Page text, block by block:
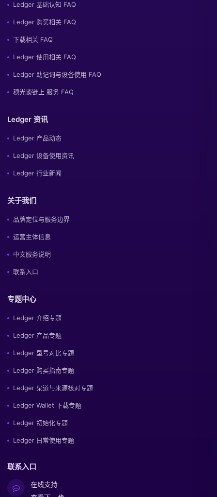
Ledger 基础认知 FAQ
Ledger 购买相关 FAQ
下载相关 FAQ
Ledger 使用相关 FAQ
Ledger 助记词与设备使用 FAQ
穗光谈链上 服务 FAQ
Ledger 资讯
Ledger 产品动态
Ledger 设备使用资讯
Ledger 行业新闻
关于我们
品牌定位与服务边界
运营主体信息
中文服务说明
联系入口
专题中心
Ledger 介绍专题
Ledger 产品专题
Ledger 型号对比专题
Ledger 购买指南专题
Ledger 渠道与来源核对专题
Ledger Wallet 下载专题
Ledger 初始化专题
Ledger 日常使用专题
联系入口
在线支持